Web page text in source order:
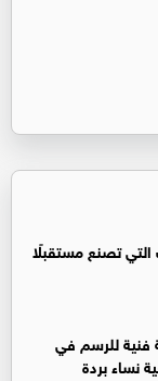
التي تصنع مستقبلًا
فنية للرسم في
نساء بردة